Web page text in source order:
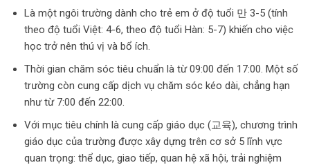
Là một ngôi trường dành cho trẻ em ở độ tuổi 만 3-5 (tính
theo độ tuổi Việt: 4-6, theo độ tuổi Hàn: 5-7) khiến cho việc
học trở nên thú vị và bổ ích.
Thời gian chăm sóc tiêu chuẩn là từ 09:00 đến 17:00. Một số
trường còn cung cấp dịch vụ chăm sóc kéo dài, chẳng hạn
như từ 7:00 đến 22:00.
Với mục tiêu chính là cung cấp giáo dục (교육), chương trình
giáo dục của trường được xây dựng trên cơ sở 5 lĩnh vực
quan trọng: thể dục, giao tiếp, quan hệ xã hội, trải nghiệm